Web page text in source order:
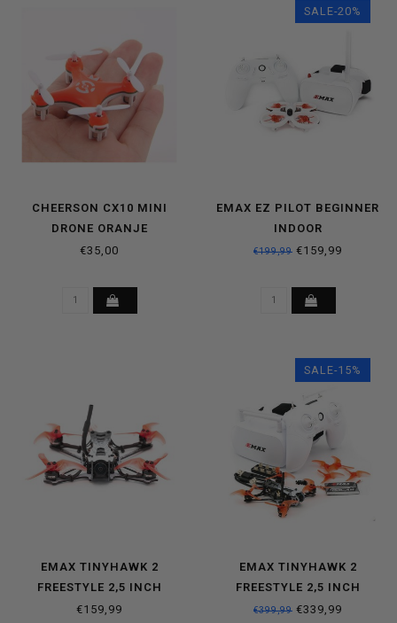
CHEERSON CX10 MINI
DRONE ORANJE
€35,00
SALE-20%
EMAX EZ PILOT BEGINNER
INDOOR
€199,99 €159,99
EMAX TINYHAWK 2
FREESTYLE 2,5 INCH
RACEDRONE BNF
€159,99
SALE-15%
EMAX TINYHAWK 2
FREESTYLE 2,5 INCH
RACEDRONE FPV SET
€399,99 €339,99